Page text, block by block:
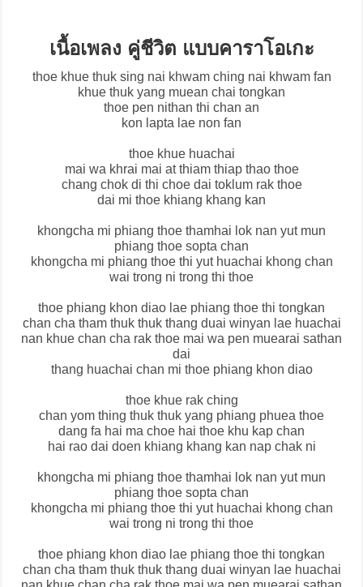
เนื้อเพลง คู่ชีวิต แบบคาราโอเกะ
thoe khue thuk sing nai khwam ching nai khwam fan
khue thuk yang muean chai tongkan
thoe pen nithan thi chan an
kon lapta lae non fan
thoe khue huachai
mai wa khrai mai at thiam thiap thao thoe
chang chok di thi choe dai toklum rak thoe
dai mi thoe khiang khang kan
khongcha mi phiang thoe thamhai lok nan yut mun
phiang thoe sopta chan
khongcha mi phiang thoe thi yut huachai khong chan
wai trong ni trong thi thoe
thoe phiang khon diao lae phiang thoe thi tongkan
chan cha tham thuk thuk thang duai winyan lae huachai
nan khue chan cha rak thoe mai wa pen muearai sathan
dai
thang huachai chan mi thoe phiang khon diao
thoe khue rak ching
chan yom thing thuk thuk yang phiang phuea thoe
dang fa hai ma choe hai thoe khu kap chan
hai rao dai doen khiang khang kan nap chak ni
khongcha mi phiang thoe thamhai lok nan yut mun
phiang thoe sopta chan
khongcha mi phiang thoe thi yut huachai khong chan
wai trong ni trong thi thoe
thoe phiang khon diao lae phiang thoe thi tongkan
chan cha tham thuk thuk thang duai winyan lae huachai